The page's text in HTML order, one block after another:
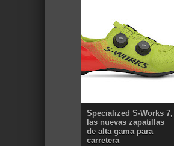
Specialized S-Works 7,
las nuevas zapatillas
de alta gama para
carretera